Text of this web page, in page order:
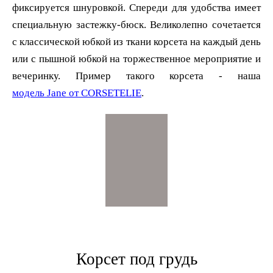
фиксируется шнуровкой. Спереди для удобства имеет
специальную застежку-бюск. Великолепно сочетается
с классической юбкой из ткани корсета на каждый день
или с пышной юбкой на торжественное мероприятие и
модель Jane от CORSETELIE.
Корсет под грудь